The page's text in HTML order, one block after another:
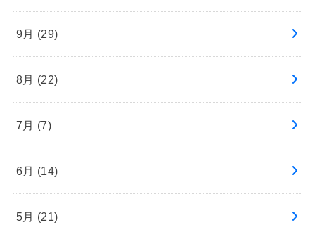
9月 (29)
8月 (22)
7月 (7)
6月 (14)
5月 (21)